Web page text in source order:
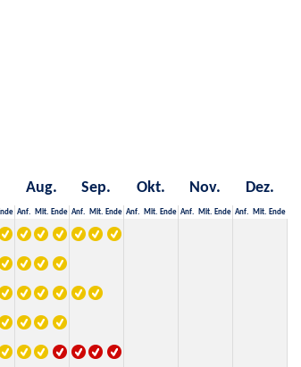
Aug. Sep. Okt. Nov. Dez.
Anf. Mit. Ende Anf. Mit. Ende Anf. Mit. Ende Anf. Mit. Ende Anf. Mit. Ende